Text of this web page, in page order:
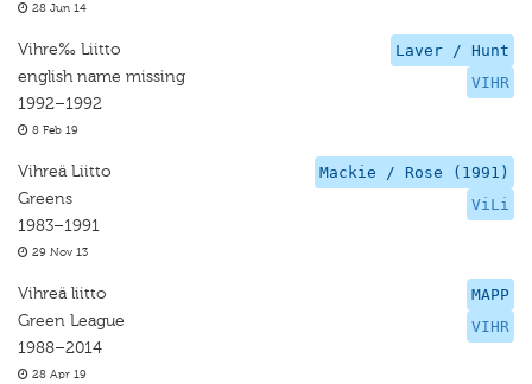
28 Jun 14
Laver / Hunt
VIHR
Vihre‰ Liitto
english name missing
1992–1992
8 Feb 19
Mackie / Rose (1991)
ViLi
Vihreä Liitto
Greens
1983–1991
29 Nov 13
MAPP
VIHR
Vihreä liitto
Green League
1988–2014
28 Apr 19